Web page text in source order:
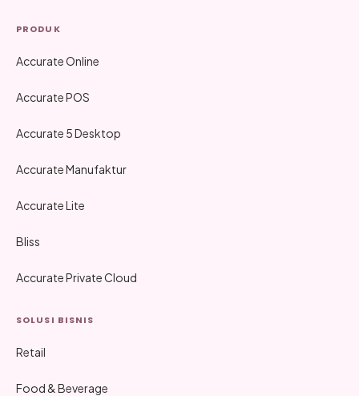
PRODUK
Accurate Online
Accurate POS
Accurate 5 Desktop
Accurate Manufaktur
Accurate Lite
Bliss
Accurate Private Cloud
SOLUSI BISNIS
Retail
Food & Beverage